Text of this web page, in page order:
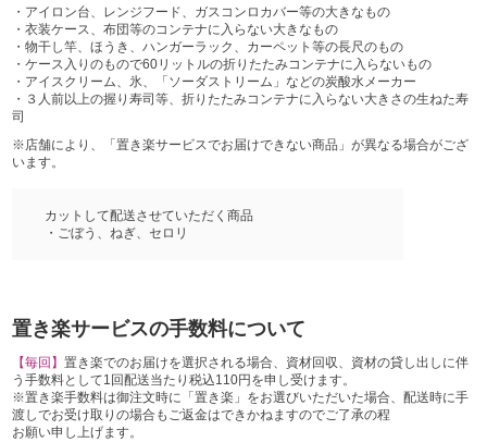
・アイロン台、レンジフード、ガスコンロカバー等の大きなもの
・衣装ケース、布団等のコンテナに入らない大きなもの
・物干し竿、ほうき、ハンガーラック、カーペット等の長尺のもの
・ケース入りのもので60リットルの折りたたみコンテナに入らないもの
・アイスクリーム、氷、「ソーダストリーム」などの炭酸水メーカー
・３人前以上の握り寿司等、折りたたみコンテナに入らない大きさの生ねた寿
司
※店舗により、「置き楽サービスでお届けできない商品」が異なる場合がござ
います。
カットして配送させていただく商品
・ごぼう、ねぎ、セロリ
置き楽サービスの手数料について
【毎回】置き楽でのお届けを選択される場合、資材回収、資材の貸し出しに伴
う手数料として1回配送当たり税込110円を申し受けます。
※置き楽手数料は御注文時に「置き楽」をお選びいただいた場合、配送時に手
渡しでお受け取りの場合もご返金はできかねますのでご了承の程
お願い申し上げます。